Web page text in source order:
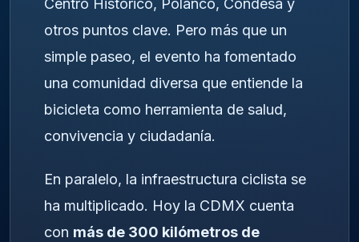
otros puntos clave. Pero más que un
simple paseo, el evento ha fomentado
una comunidad diversa que entiende la
bicicleta como herramienta de salud,
convivencia y ciudadanía.
En paralelo, la infraestructura ciclista se
ha multiplicado. Hoy la CDMX cuenta
con más de 300 kilómetros de